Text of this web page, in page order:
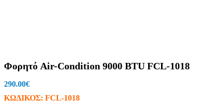
Φορητό Air-Condition 9000 BTU FCL-1018
290.00€
ΚΩΔΙΚΟΣ: FCL-1018